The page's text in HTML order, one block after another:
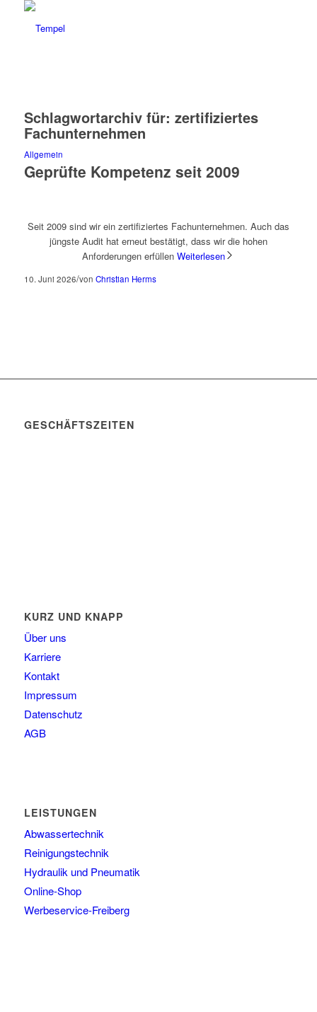
Schlagwortarchiv für: zertifiziertes
Fachunternehmen
Allgemein
Geprüfte Kompetenz seit 2009
Seit 2009 sind wir ein zertifiziertes Fachunternehmen. Auch das
jüngste Audit hat erneut bestätigt, dass wir die hohen
Anforderungen erfüllenWeiterlesen
10. Juni 2026/von Christian Herms
GESCHÄFTSZEITEN
KURZ UND KNAPP
Über uns
Karriere
Kontakt
Impressum
Datenschutz
AGB
LEISTUNGEN
Abwassertechnik
Reinigungstechnik
Hydraulik und Pneumatik
Online-Shop
Werbeservice-Freiberg